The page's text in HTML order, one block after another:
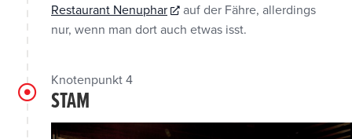
Restaurant Nenuphar
auf der Fähre, allerdings
nur, wenn man dort auch etwas isst.
Knotenpunkt 4
STAM